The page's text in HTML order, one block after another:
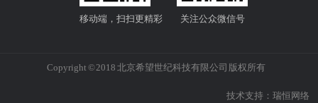
关注公众微信号
移动端，扫扫更精彩
Copyright © 2018 北京希望世纪科技有限公司 版权所有
技术支持： 瑞恒网络